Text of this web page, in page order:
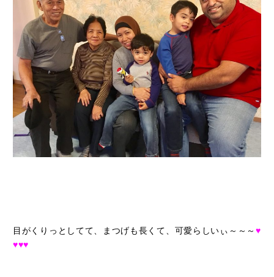
目がくりっとしてて、まつげも長くて、可愛らしいぃ～～～ ♥
♥♥♥